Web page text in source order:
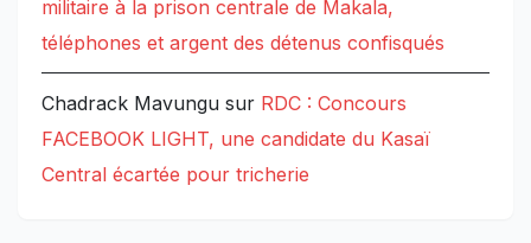
militaire à la prison centrale de Makala,
téléphones et argent des détenus confisqués
Chadrack Mavungu sur RDC : Concours
FACEBOOK LIGHT, une candidate du Kasaï
Central écartée pour tricherie